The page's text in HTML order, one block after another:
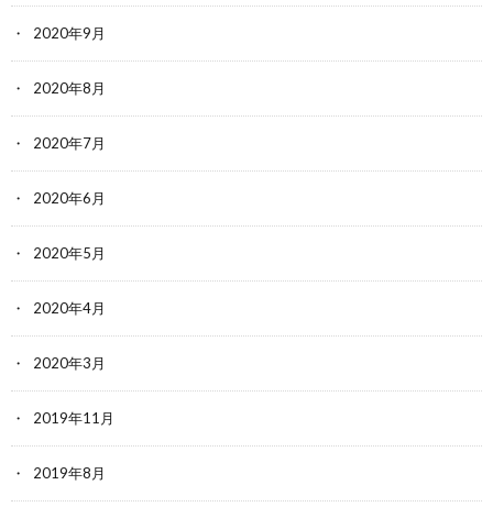
2020年9月
2020年8月
2020年7月
2020年6月
2020年5月
2020年4月
2020年3月
2019年11月
2019年8月